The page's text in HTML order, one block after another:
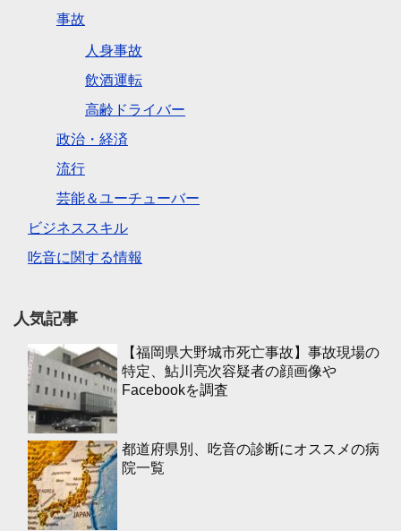
事故
人身事故
飲酒運転
高齢ドライバー
政治・経済
流行
芸能＆ユーチューバー
ビジネススキル
吃音に関する情報
人気記事
【福岡県大野城市死亡事故】事故現場の
特定、鮎川亮次容疑者の顔画像や
Facebookを調査
都道府県別、吃音の診断にオススメの病
院一覧